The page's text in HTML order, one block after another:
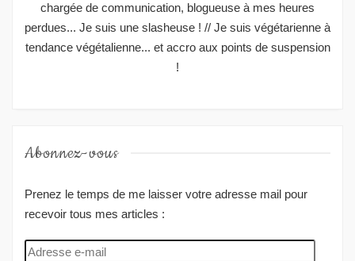
chargée de communication, blogueuse à mes heures
perdues... Je suis une slasheuse ! // Je suis végétarienne à
tendance végétalienne... et accro aux points de suspension
!
Abonnez-vous
Prenez le temps de me laisser votre adresse mail pour
recevoir tous mes articles :
Adresse